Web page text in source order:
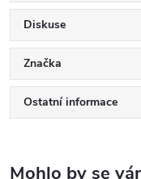
Diskuse
Značka
Ostatní informace